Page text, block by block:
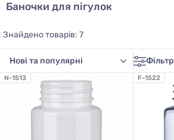
Баночки для пігулок
Знайдено товарів: 7
Фільтр
N-1513 F-1522